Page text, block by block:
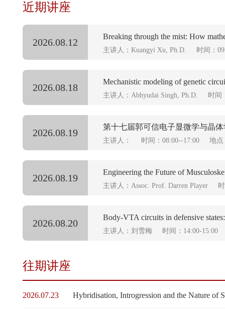
近期讲座
2026.08.12
Breaking through the mist: How
主讲人：Kuangyi Xu, Ph.D. 时间：
2026.08.18
Mechanistic modeling of genetic
主讲人：Abhyudai Singh, Ph.D. 时间
2026.08.19
第十七届郭可信电子显微学与晶
主讲人： 时间：08:00--17:00 地点
2026.08.19
Engineering the Future of
主讲人：Assoc. Prof. Darren Player
2026.08.20
Body-VTA circuits in defensive
主讲人：刘雪梅 时间：14:00-15:00
往期讲座
2026.07.23 Hybridisation, Introgression and the Nature of